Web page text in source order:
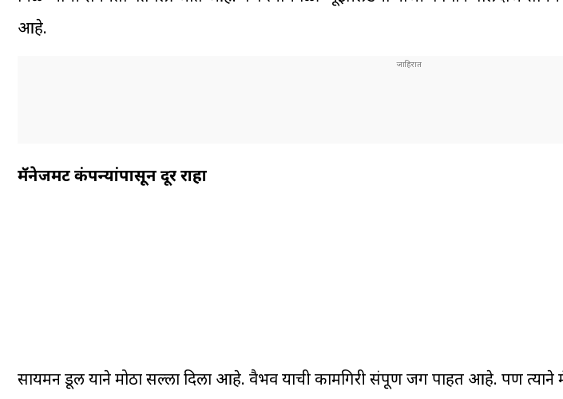
आहे.
मॅनेजमेंट कंपन्यांपासून दूर राहा
सायमन डूल याने मोठा सल्ला दिला आहे. वैभव याची कामगिरी संपूर्ण जग पाहत आहे. पण त्याने